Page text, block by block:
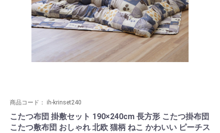
商品コード： ih-krinset240
こたつ布団 掛敷セット 190×240cm 長方形 こたつ掛布団
こたつ敷布団 おしゃれ 北欧 猫柄 ねこ かわいい ピーチス